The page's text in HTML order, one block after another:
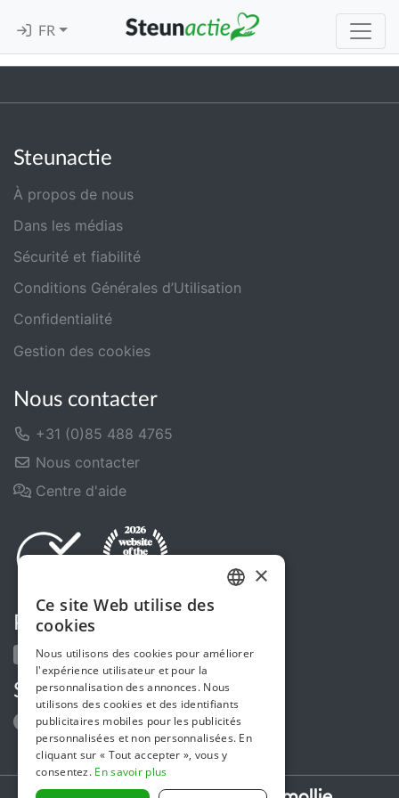
FR
Steunactie
À propos de nous
Dans les médias
Sécurité et fiabilité
Conditions Générales d’Utilisation
Confidentialité
Gestion des cookies
Nous contacter
+31 (0)85 488 4765
Nous contacter
Centre d'aide
Partagez-nous
Suivez-nous
Secure payments powered by
×
Ce site Web utilise des
cookies
Nous utilisons des cookies pour améliorer
l'expérience utilisateur et pour la
personnalisation des annonces. Nous
utilisons des cookies et des identifiants
publicitaires mobiles pour les publicités
personnalisées et non personnalisées. En
cliquant sur « Tout accepter », vous y
consentez. En savoir plus